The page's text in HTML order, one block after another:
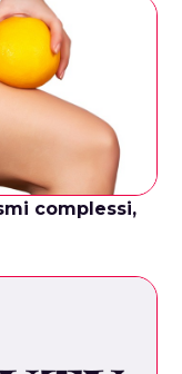
complessi,